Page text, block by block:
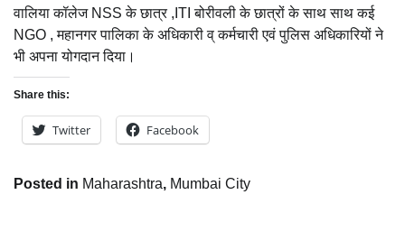
वालिया कॉलेज NSS के छात्र ,ITI बोरीवली के छात्रों के साथ साथ कई
NGO , महानगर पालिका के अधिकारी व् कर्मचारी एवं पुलिस अधिकारियों ने
भी अपना योगदान दिया।
Share this:
Twitter Facebook
Posted in Maharashtra, Mumbai City